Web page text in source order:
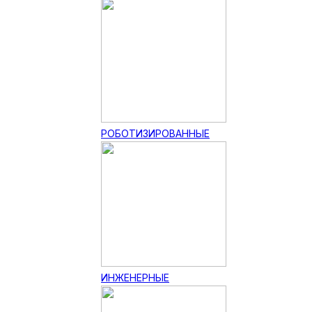
РОБОТИЗИРОВАННЫЕ
ИНЖЕНЕРНЫЕ